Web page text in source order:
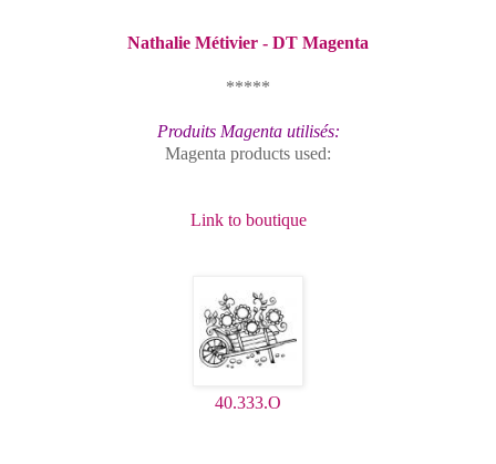
Nathalie Métivier - DT Magenta
*****
Produits Magenta utilisés:
Magenta products used:
Link to boutique
40.333.O